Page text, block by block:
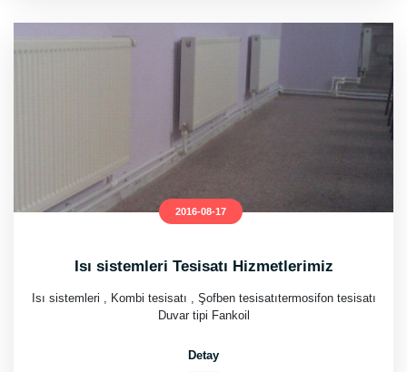
2016-08-17
Isı sistemleri Tesisatı Hizmetlerimiz
Isı sistemleri , Kombi tesisatı , Şofben tesisatıtermosifon tesisatı
Duvar tipi Fankoil
Detay